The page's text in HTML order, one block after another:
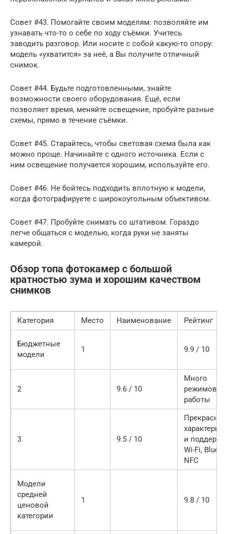
Совет #43. Помогайте своим моделям: позволяйте им
узнавать что-то о себе по ходу съёмки. Учитесь
заводить разговор. Или носите с собой какую-то опору:
модель «ухватится» за неё, а Вы получите отличный
снимок.
Совет #44. Будьте подготовленными, знайте
возможности своего оборудования. Ещё, если
позволяет время, меняйте освещение, пробуйте разные
схемы, прямо в течение съёмки.
Совет #45. Старайтесь, чтобы световая схема была как
можно проще. Начинайте с одного источника. Если с
ним освещение получается хорошим, используйте его.
Совет #46. Не бойтесь подходить вплотную к модели,
когда фотографируете с широкоугольным объективом.
Совет #47. Пробуйте снимать со штативом. Гораздо
легче общаться с моделью, когда руки не заняты
камерой.
Обзор топа фотокамер с большой
кратностью зума и хорошим качеством
снимков
Категория Место Наименование Рейтинг
Бюджетные
модели
1 9.9 / 10
2 9.6 / 10
Много
режимов
работы
3 9.5 / 10
и
Wi-Fi,
NFC
Модели
средней
ценовой
категории
1 9.8 / 10